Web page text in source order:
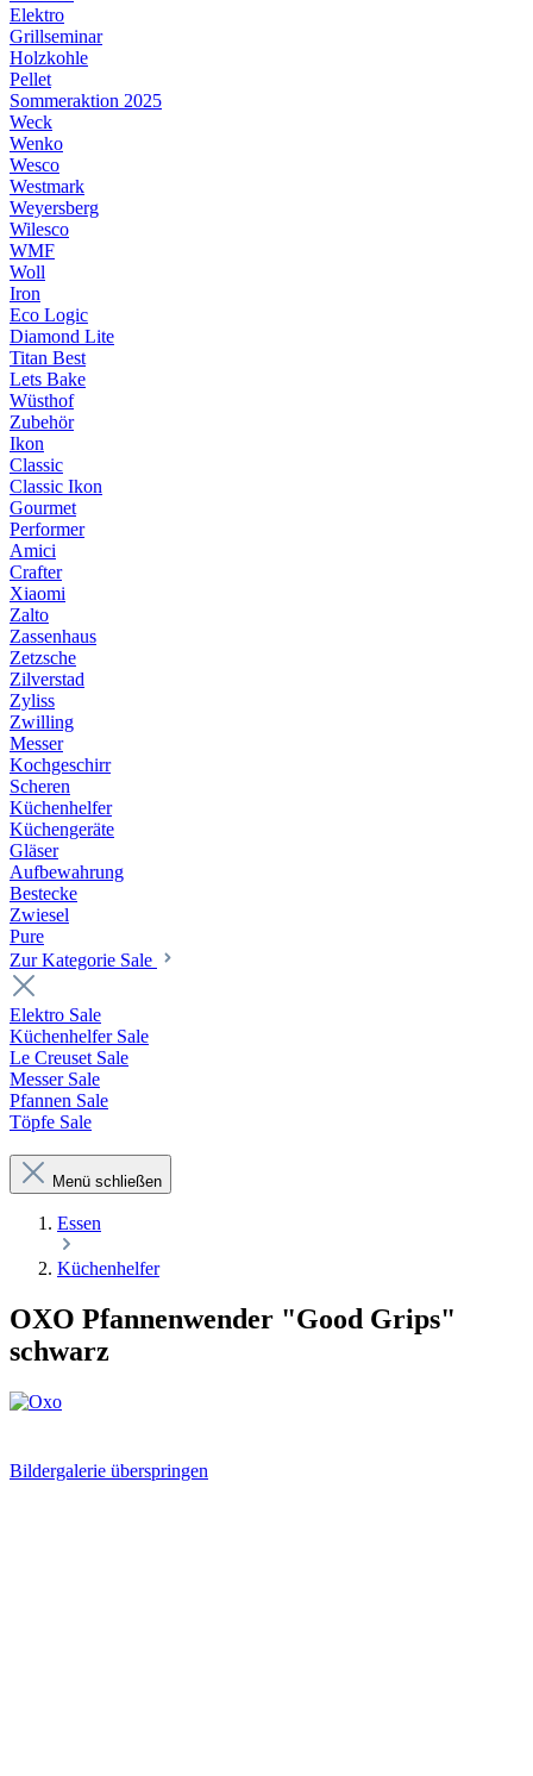
Elektro
Grillseminar
Holzkohle
Pellet
Sommeraktion 2025
Weck
Wenko
Wesco
Westmark
Weyersberg
Wilesco
WMF
Woll
Iron
Eco Logic
Diamond Lite
Titan Best
Lets Bake
Wüsthof
Zubehör
Ikon
Classic
Classic Ikon
Gourmet
Performer
Amici
Crafter
Xiaomi
Zalto
Zassenhaus
Zetzsche
Zilverstad
Zyliss
Zwilling
Messer
Kochgeschirr
Scheren
Küchenhelfer
Küchengeräte
Gläser
Aufbewahrung
Bestecke
Zwiesel
Pure
Zur Kategorie Sale
Elektro Sale
Küchenhelfer Sale
Le Creuset Sale
Messer Sale
Pfannen Sale
Töpfe Sale
Menü schließen
Essen
Küchenhelfer
OXO Pfannenwender "Good Grips"
schwarz
Bildergalerie überspringen